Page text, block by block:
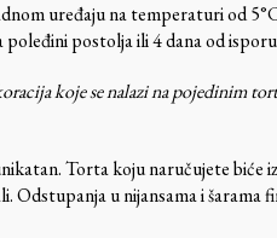
uređaju na temperaturi od
postolja ili 4 dana od
koje se nalazi na pojedinim
Torta koju naručujete biće
u nijansama i šarama